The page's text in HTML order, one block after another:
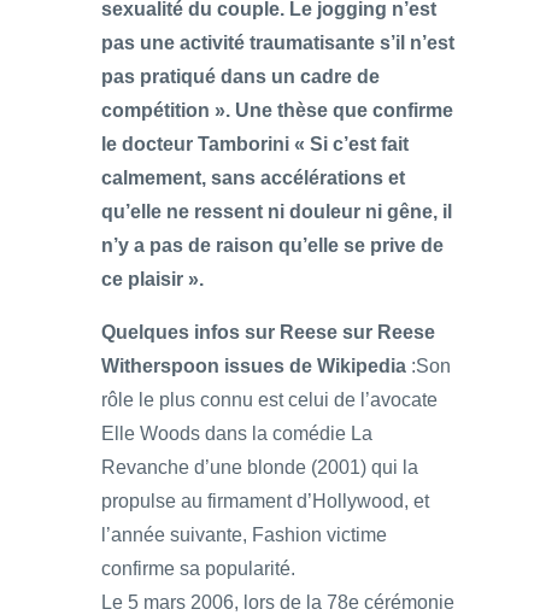
sexualité du couple. Le jogging n’est
pas une activité traumatisante s’il n’est
pas pratiqué dans un cadre de
compétition ». Une thèse que confirme
le docteur Tamborini « Si c’est fait
calmement, sans accélérations et
qu’elle ne ressent ni douleur ni gêne, il
n’y a pas de raison qu’elle se prive de
ce plaisir ».
Quelques infos sur Reese sur Reese
Witherspoon issues de Wikipedia :Son
rôle le plus connu est celui de l’avocate
Elle Woods dans la comédie La
Revanche d’une blonde (2001) qui la
propulse au firmament d’Hollywood, et
l’année suivante, Fashion victime
confirme sa popularité.
Le 5 mars 2006, lors de la 78e cérémonie